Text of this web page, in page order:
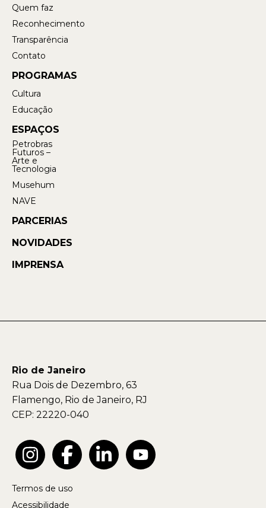
Quem faz
Reconhecimento
Transparência
Contato
PROGRAMAS
Cultura
Educação
ESPAÇOS
Petrobras
Futuros –
Arte e
Tecnologia
Musehum
NAVE
PARCERIAS
NOVIDADES
IMPRENSA
Rio de Janeiro
Rua Dois de Dezembro, 63
Flamengo, Rio de Janeiro, RJ
CEP: 22220-040
Termos de uso
Acessibilidade